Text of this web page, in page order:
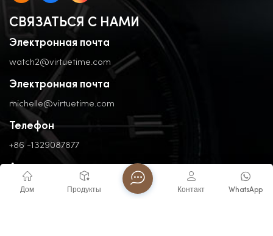
СВЯЗАТЬСЯ С НАМИ
Электронная почта
watch2@virtuetime.com
Электронная почта
michelle@virtuetime.com
Телефон
+86 -1329087877
No. 3, Nanpu Road, Jinfeng Industrial Zone, Zhangzhou, Fujian,
Дом Продукты WhatsApp
Контакт